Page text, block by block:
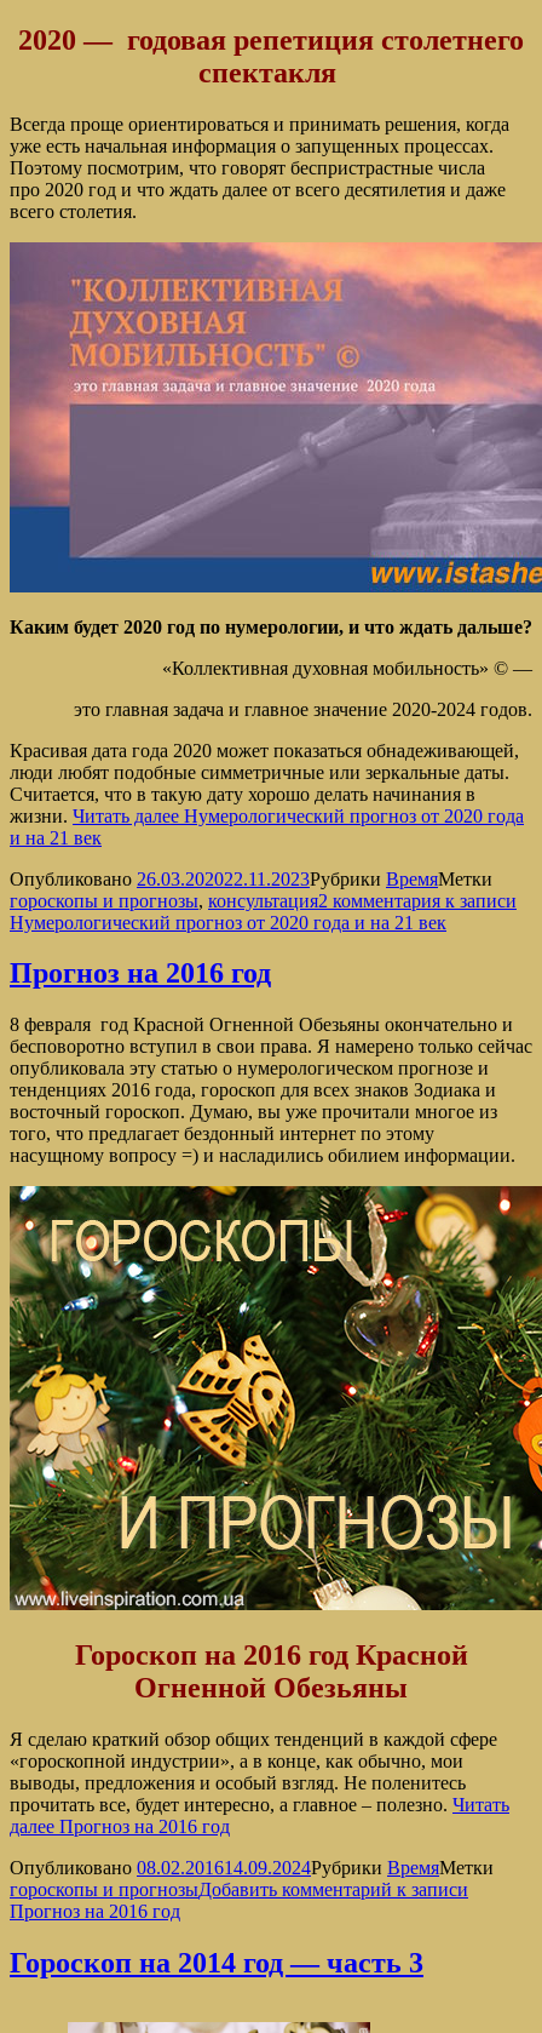
2020 — годовая репетиция столетнего
спектакля
Всегда проще ориентироваться и принимать решения, когда
уже есть начальная информация о запущенных процессах.
Поэтому посмотрим, что говорят беспристрастные числа
про 2020 год и что ждать далее от всего десятилетия и даже
всего столетия.
Каким будет 2020 год по нумерологии, и что ждать дальше?
«Коллективная духовная мобильность» © —
это главная задача и главное значение 2020-2024 годов.
Красивая дата года 2020 может показаться обнадеживающей,
люди любят подобные симметричные или зеркальные даты.
Считается, что в такую дату хорошо делать начинания в
жизни. Читать далее Нумерологический прогноз от 2020 года
и на 21 век
Опубликовано 26.03.202022.11.2023Рубрики ВремяМетки
гороскопы и прогнозы, консультация2 комментария к записи
Нумерологический прогноз от 2020 года и на 21 век
Прогноз на 2016 год
8 февраля год Красной Огненной Обезьяны окончательно и
бесповоротно вступил в свои права. Я намерено только сейчас
опубликовала эту статью о нумерологическом прогнозе и
тенденциях 2016 года, гороскоп для всех знаков Зодиака и
восточный гороскоп. Думаю, вы уже прочитали многое из
того, что предлагает бездонный интернет по этому
насущному вопросу =) и насладились обилием информации.
Гороскоп на 2016 год Красной
Огненной Обезьяны
Я сделаю краткий обзор общих тенденций в каждой сфере
«гороскопной индустрии», а в конце, как обычно, мои
выводы, предложения и особый взгляд. Не поленитесь
прочитать все, будет интересно, а главное – полезно. Читать
далее Прогноз на 2016 год
Опубликовано 08.02.201614.09.2024Рубрики ВремяМетки
гороскопы и прогнозыДобавить комментарий к записи
Прогноз на 2016 год
Гороскоп на 2014 год — часть 3